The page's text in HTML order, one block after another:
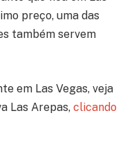
preço, uma das
também servem
em Las Vegas, veja
Las Arepas, clicando